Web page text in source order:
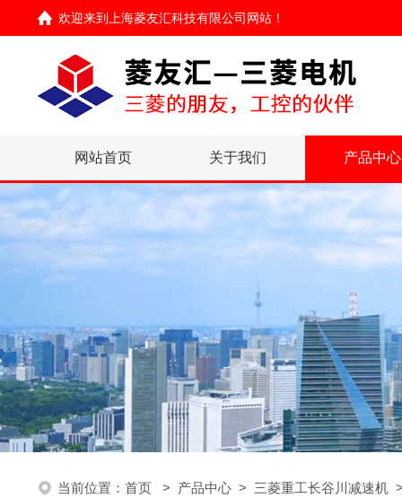
欢迎来到 上海菱友汇科技有限公司网站 ！
网站首页 关于我们 产品中心
当前位置： 首页 > 产品中心 > 三菱重工长谷川减速机